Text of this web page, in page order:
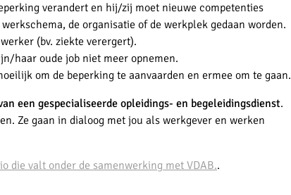
verandert en hij/zij moet nieuwe competenties
de organisatie of de werkplek gedaan worden.
(bv. ziekte verergert).
haar oude job niet meer opnemen.
om de beperking te aanvaarden en ermee om te gaan.
een gespecialiseerde opleidings- en begeleidingsdienst.
Ze gaan in dialoog met jou als werkgever en werken
die valt onder de samenwerking met VDAB..